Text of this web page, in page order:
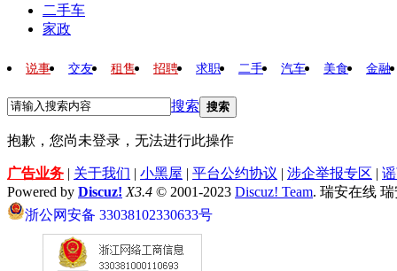
二手车
家政
说事 交友 租售 招聘 求职 二手 汽车 美食 金融
搜索 搜索
抱歉，您尚未登录，无法进行此操作
广告业务 | 关于我们 | 小黑屋 | 平台公约协议 | 涉企举报专区 |
Powered by Discuz! X3.4 © 2001-2023 Discuz! Team. 瑞安在线
浙公网安备 33038102330633号